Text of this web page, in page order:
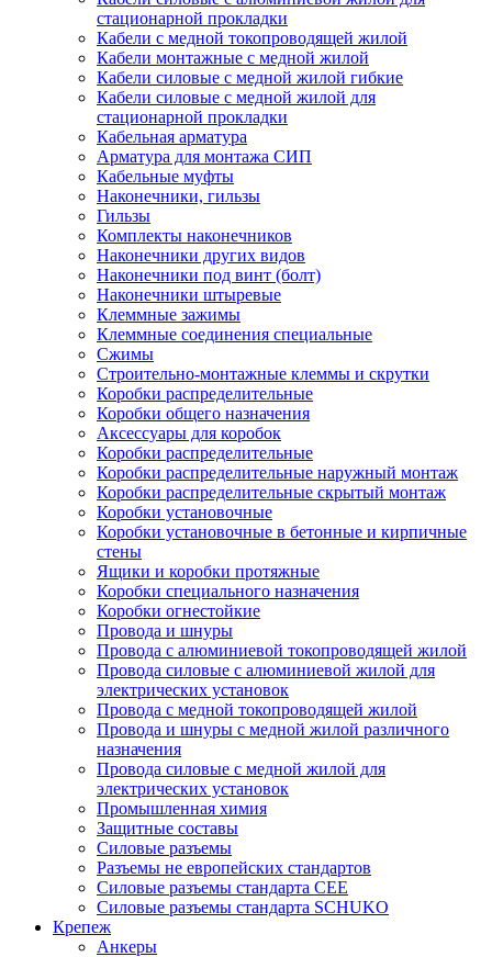
стационарной прокладки
Кабели с медной токопроводящей жилой
Кабели монтажные с медной жилой
Кабели силовые с медной жилой гибкие
Кабели силовые с медной жилой для
стационарной прокладки
Кабельная арматура
Арматура для монтажа СИП
Кабельные муфты
Наконечники, гильзы
Гильзы
Комплекты наконечников
Наконечники других видов
Наконечники под винт (болт)
Наконечники штыревые
Клеммные зажимы
Клеммные соединения специальные
Сжимы
Строительно-монтажные клеммы и скрутки
Коробки распределительные
Коробки общего назначения
Аксессуары для коробок
Коробки распределительные
Коробки распределительные наружный монтаж
Коробки распределительные скрытый монтаж
Коробки установочные
Коробки установочные в бетонные и кирпичные
стены
Ящики и коробки протяжные
Коробки специального назначения
Коробки огнестойкие
Провода и шнуры
Провода с алюминиевой токопроводящей жилой
Провода силовые с алюминиевой жилой для
электрических установок
Провода с медной токопроводящей жилой
Провода и шнуры с медной жилой различного
назначения
Провода силовые с медной жилой для
электрических установок
Промышленная химия
Защитные составы
Силовые разъемы
Разъемы не европейских стандартов
Силовые разъемы стандарта CEE
Силовые разъемы стандарта SCHUKO
Крепеж
Анкеры